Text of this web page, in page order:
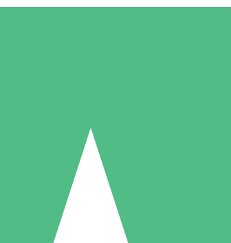
5 Descargas
15